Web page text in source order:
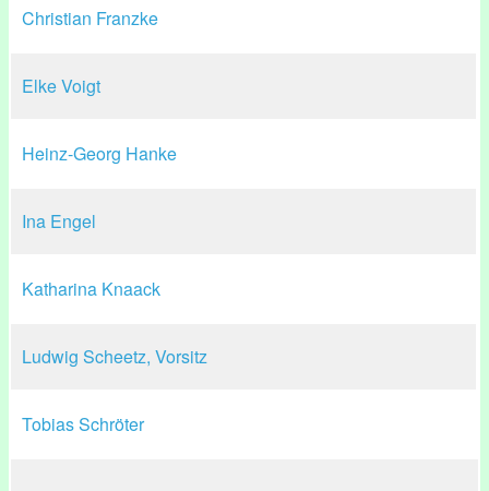
Christian Franzke
Elke Voigt
Heinz-Georg Hanke
Ina Engel
Katharina Knaack
Ludwig Scheetz, Vorsitz
Tobias Schröter